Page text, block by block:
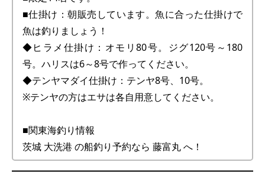
■仕掛け：朝販売しています。魚に合った仕掛けで
魚は釣りましょう！
◆ヒラメ仕掛け：オモリ80号。ジグ120号～180
号。ハリスは6～8号で作ってください。
◆テンヤマダイ仕掛け：テンヤ8号、10号。
※テンヤの方はエサは各自用意してください。
■関東海釣り情報
茨城 大洗港 の船釣り予約なら 藤富丸 へ！